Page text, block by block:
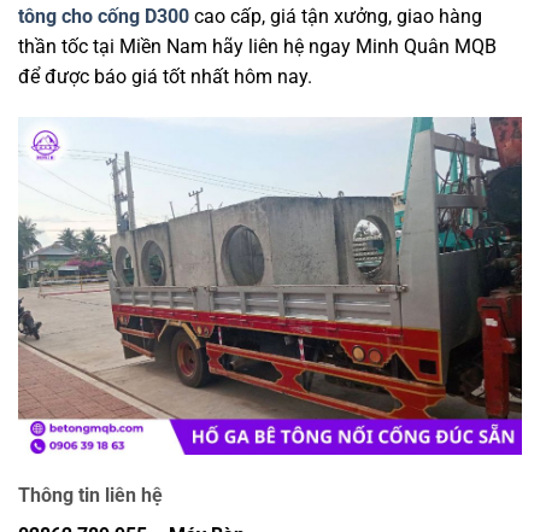
tông cho cống D300 cao cấp, giá tận xưởng, giao hàng
thần tốc tại Miền Nam hãy liên hệ ngay Minh Quân MQB
để được báo giá tốt nhất hôm nay.
Thông tin liên hệ